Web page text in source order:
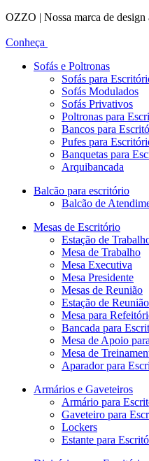
OZZO | Nossa marca de design
Conheça
Sofás e Poltronas
Sofás para
Sofás Modulados
Sofás Privativos
Poltronas para
Bancos para
Pufes para
Banquetas para
Arquibancada
Balcão para escritório
Balcão de
Mesas de Escritório
Estação de
Mesa de Trabalho
Mesa Executiva
Mesa Presidente
Mesas de Reunião
Estação de Reunião
Mesa para
Bancada para
Mesa de Apoio
Mesa de
Aparador para
Armários e Gaveteiros
Armário para
Gaveteiro para
Lockers
Estante para